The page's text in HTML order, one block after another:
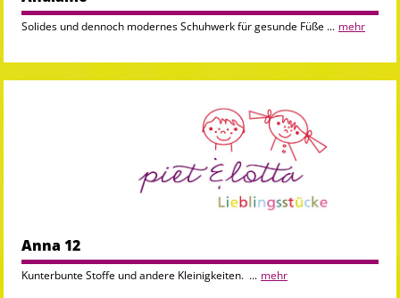
Solides und dennoch modernes Schuhwerk für gesunde Füße ... mehr
Anna 12
Kunterbunte Stoffe und andere Kleinigkeiten. ... mehr